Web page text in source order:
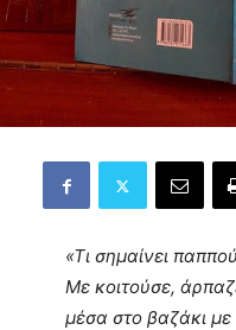
«Τι σημαίνει
Με κοιτούσε,
μέσα στο βαζάκι